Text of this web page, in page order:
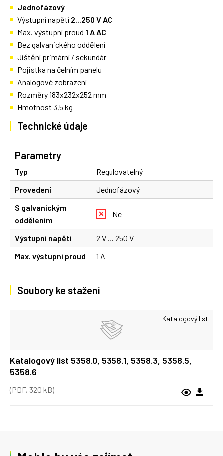
Jednofázový
Výstupní napětí 2...250 V AC
Max. výstupní proud 1 A AC
Bez galvanického oddělení
Jištění primární / sekundár
Pojistka na čelním panelu
Analogové zobrazení
Rozměry 183x232x252 mm
Hmotnost 3,5 kg
Technické údaje
Parametry
Typ
Regulovatelný
Provedení
Jednofázový
S galvanickým
oddělením
Ne
Výstupní napětí
2 V … 250 V
Max. výstupní proud
1 A
Soubory ke stažení
Katalogový list
Katalogový list 5358.0, 5358.1, 5358.3, 5358.5,
5358.6
(PDF, 320 kB)